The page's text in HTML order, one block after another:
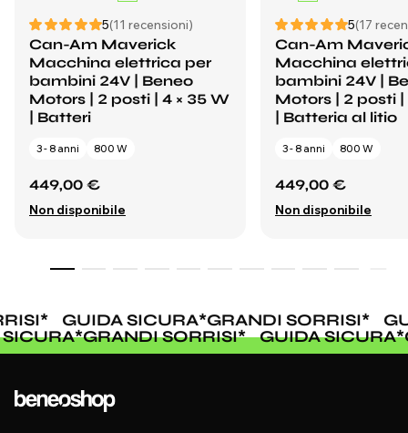
5(11 recensioni)
Can-Am Maverick
Macchina elettrica per
bambini 24V | Beneo
Motors | 2 posti | 4 × 35 W
| Batteri
3 - 8 anni 800 W
449,00 €
Non disponibile
5(17
Can-Am
Macchina
bambini 24V |
Motors | 2 posti |
| Batteria al litio
3 - 8 anni 800 W
449,00 €
Non disponibile
* GUIDA SICURA*GRANDI SORRISI*
SICURA*GRANDI SORRISI* GUIDA SICURA